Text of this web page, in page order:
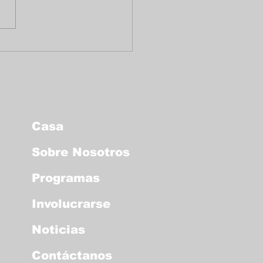
Casa
Sobre Nosotros
Programas
Involucrarse
Noticias
Contáctanos